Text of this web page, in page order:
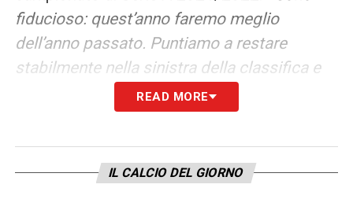
fiducioso: quest’anno faremo meglio
dell’anno passato. Puntiamo a restare
stabilmente nella sinistra della classifica e
ad avvicinarsi il più possibile ai primi sette
» ha dichiarato misterSinisa
sfida dunque è lanciata. Il Bologna potrebbe
cedere qualche pezzo importante. Si è
READ MORE
IL CALCIO DEL GIORNO